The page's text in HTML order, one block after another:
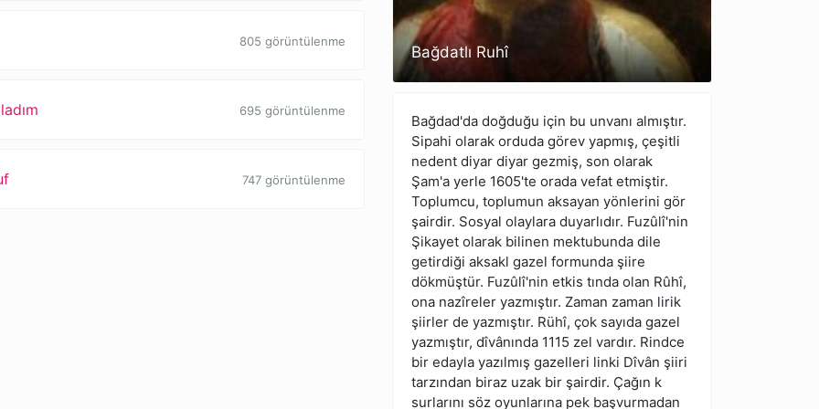
805 görüntülenme
695 görüntülenme
747 görüntülenme
Bağdatlı Ruhî
Bağdad'da doğduğu için bu unvanı almıştır.
Sipahi olarak orduda görev yapmış, çeşitli
nedent diyar diyar gezmiş, son olarak
Şam'a yerle 1605'te orada vefat etmiştir.
Toplumcu, toplumun aksayan yönlerini gör
şairdir. Sosyal olaylara duyarlıdır. Fuzûlî'nin
Şikayet olarak bilinen mektubunda dile
getirdiği aksakl gazel formunda şiire
dökmüştür. Fuzûlî'nin etkis tında olan Rûhî,
ona nazîreler yazmıştır. Zaman zaman lirik
şiirler de yazmıştır. Rühî, çok sayıda gazel
yazmıştır, dîvânında 1115 zel vardır. Rindce
bir edayla yazılmış gazelleri linki Dîvân şiiri
tarzından biraz uzak bir şairdir. Çağın k
surlarını söz oyunlarına pek başvurmadan